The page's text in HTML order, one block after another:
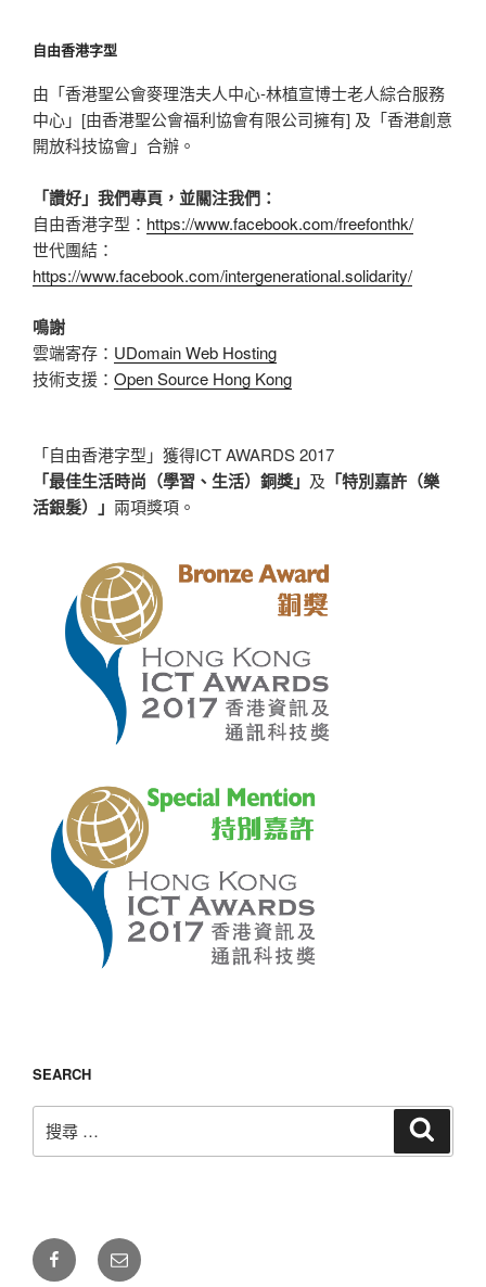
自由香港字型
由「香港聖公會麥理浩夫人中心-林植宣博士老人綜合服務
中心」[由香港聖公會福利協會有限公司擁有] 及「香港創意
開放科技協會」合辦。
「讚好」我們專頁，並關注我們：
自由香港字型： https://www.facebook.com/freefonthk/
世代團結：
https://www.facebook.com/intergenerational.solidarity/
鳴謝
雲端寄存： UDomain Web Hosting
技術支援： Open Source Hong Kong
「自由香港字型」獲得ICT AWARDS 2017
「最佳生活時尚（學習、生活）銅獎」 及 「特別嘉許（樂
活銀髮）」 兩項獎項。
SEARCH
尋：
自
由
電
郵